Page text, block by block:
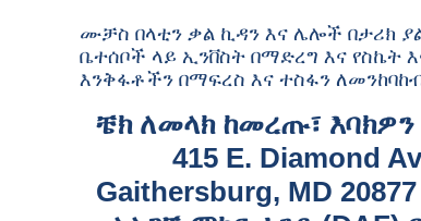
ሙቻስ በላቲን ቃል ኪዳን እና ሌሎች በታሪክ
ቤተሰቦች ላይ ኢንቨስት በማድረግ እና የስኬት
እንቅፋቶችን በማፍረስ እና ተስፋን
ቼክ ለመላክ ከመረጡ፣ እባክዎን
415 E. Diamond
Gaithersburg, MD